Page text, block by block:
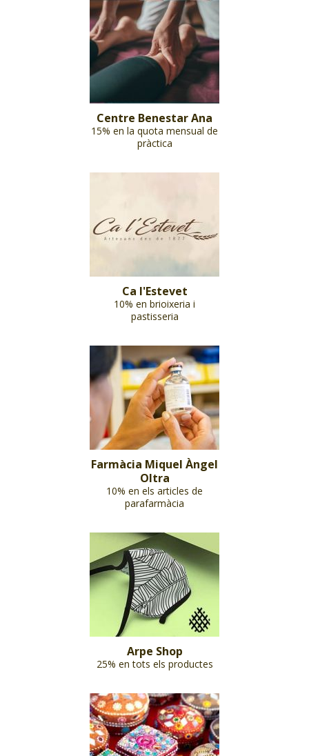
Centre Benestar Ana
15% en la quota mensual de
pràctica
Ca l'Estevet
10% en brioixeria i
pastisseria
Farmàcia Miquel Àngel
Oltra
10% en els articles de
parafarmàcia
Arpe Shop
25% en tots els productes